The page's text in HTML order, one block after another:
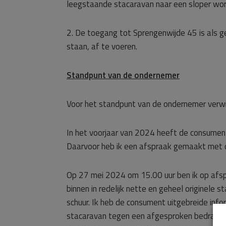
leegstaande stacaravan naar een sloper
2. De toegang tot Sprengenwijde 45 is als
staan, af te voeren.
Standpunt van de ondernemer
Voor het standpunt van de ondernemer
In het voorjaar van 2024 heeft de
Daarvoor heb ik een afspraak gemaakt met
Op 27 mei 2024 om 15.00 uur ben ik op
binnen in redelijk nette en geheel originele
schuur. Ik heb de consument uitgebreide
stacaravan tegen een afgesproken bedrag